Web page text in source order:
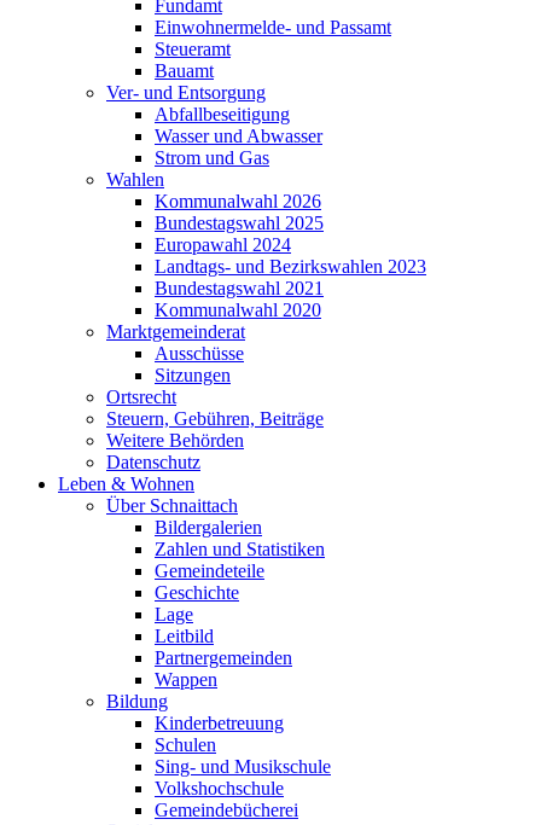
Fundamt
Einwohnermelde- und Passamt
Steueramt
Bauamt
Ver- und Entsorgung
Abfallbeseitigung
Wasser und Abwasser
Strom und Gas
Wahlen
Kommunalwahl 2026
Bundestagswahl 2025
Europawahl 2024
Landtags- und Bezirkswahlen 2023
Bundestagswahl 2021
Kommunalwahl 2020
Marktgemeinderat
Ausschüsse
Sitzungen
Ortsrecht
Steuern, Gebühren, Beiträge
Weitere Behörden
Datenschutz
Leben & Wohnen
Über Schnaittach
Bildergalerien
Zahlen und Statistiken
Gemeindeteile
Geschichte
Lage
Leitbild
Partnergemeinden
Wappen
Bildung
Kinderbetreuung
Schulen
Sing- und Musikschule
Volkshochschule
Gemeindebücherei